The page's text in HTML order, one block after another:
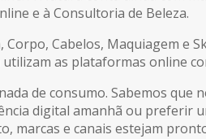
e à Consultoria de Beleza.
Cabelos, Maquiagem e
as plataformas online
de consumo. Sabemos
digital amanhã ou preferir
e canais estejam